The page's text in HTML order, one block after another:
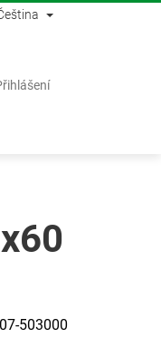
503000